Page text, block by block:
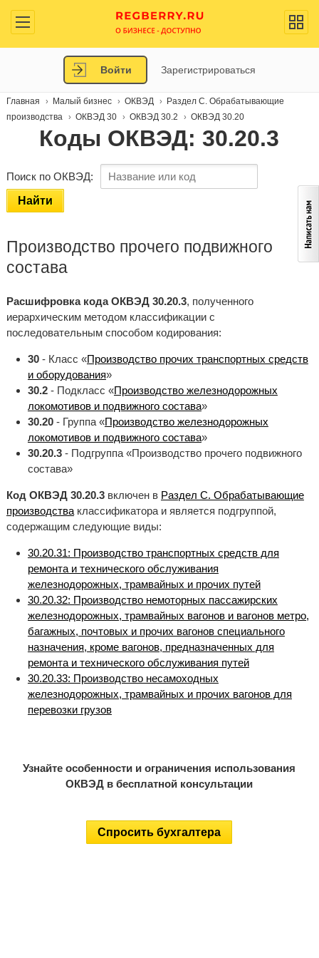
Войти Зарегистрироваться
Главная Малый бизнес ОКВЭД
Раздел C. Обрабатывающие
производства
ОКВЭД 30 ОКВЭД 30.2 ОКВЭД 30.20
Коды ОКВЭД: 30.20.3
Поиск по ОКВЭД:
Найти
Производство прочего подвижного
состава
Расшифровка кода ОКВЭД 30.20.3, полученного
иерархическим методом классификации с
последовательным способом кодирования:
30- Класс «Производство прочих транспортных средств
и оборудования»
30.2- Подкласс «Производство железнодорожных
локомотивов и подвижного состава»
30.20- Группа «Производство железнодорожных
локомотивов и подвижного состава»
30.20.3- Подгруппа «Производство прочего подвижного
состава»
Код ОКВЭД 30.20.3включен в Раздел C. Обрабатывающие
производстваклассификатора и является подгруппой,
содержащим следующие виды:
30.20.31: Производство транспортных средств для
ремонта и технического обслуживания
железнодорожных, трамвайных и прочих путей
30.20.32: Производство немоторных пассажирских
железнодорожных, трамвайных вагонов и вагонов метро,
багажных, почтовых и прочих вагонов специального
назначения, кроме вагонов, предназначенных для
ремонта и технического обслуживания путей
30.20.33: Производство несамоходных
железнодорожных, трамвайных и прочих вагонов для
перевозки грузов
Узнайте особенности и ограничения использования
ОКВЭД в бесплатной консультации
Спросить бухгалтера